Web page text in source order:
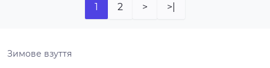
1 2 > >|
Зимове взуття